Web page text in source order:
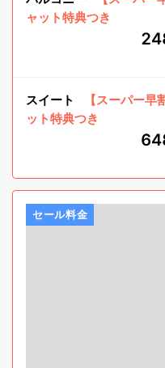
ャット特典つき
スイート
【スーパー
ット特典つき
セール料金